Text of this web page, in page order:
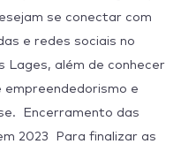
se conectar com
e redes sociais no
Lages, além de conhecer
e
Encerramento das
2023 Para finalizar as